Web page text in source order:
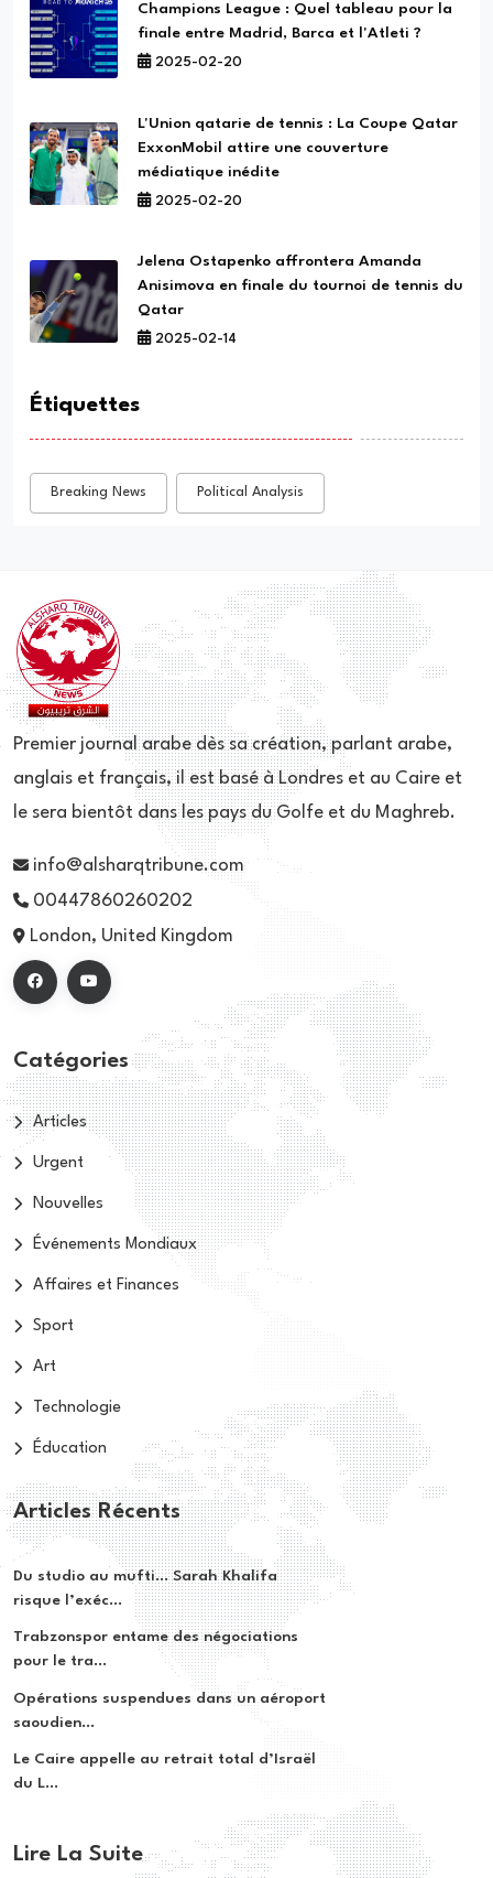
Champions League : Quel tableau pour la
finale entre Madrid, Barca et l'Atleti ?
2025-02-20
L'Union qatarie de tennis : La Coupe Qatar
ExxonMobil attire une couverture
médiatique inédite
2025-02-20
Jelena Ostapenko affrontera Amanda
Anisimova en finale du tournoi de tennis du
Qatar
2025-02-14
Étiquettes
Breaking News Political Analysis
Premier journal arabe dès sa création, parlant arabe,
anglais et français, il est basé à Londres et au Caire et
le sera bientôt dans les pays du Golfe et du Maghreb.
info@alsharqtribune.com
00447860260202
London, United Kingdom
Catégories
Articles
Urgent
Nouvelles
Événements Mondiaux
Affaires et Finances
Sport
Art
Technologie
Éducation
Articles Récents
Du studio au mufti… Sarah Khalifa
risque l’exéc...
Trabzonspor entame des négociations
pour le tra...
Opérations suspendues dans un aéroport
saoudien...
Le Caire appelle au retrait total d’Israël
du L...
Lire La Suite